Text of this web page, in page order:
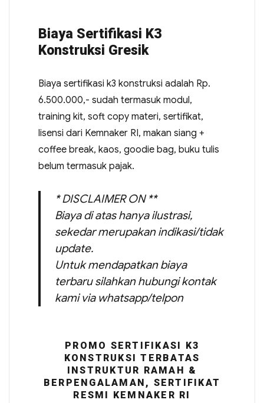
Biaya Sertifikasi K3
Konstruksi Gresik
Biaya sertifikasi k3 konstruksi adalah Rp.
6.500.000,- sudah termasuk modul,
training kit, soft copy materi, sertifikat,
lisensi dari Kemnaker RI, makan siang +
coffee break, kaos, goodie bag, buku tulis
belum termasuk pajak.
* DISCLAIMER ON **
Biaya di atas hanya ilustrasi,
sekedar merupakan indikasi/tidak
update.
Untuk mendapatkan biaya
terbaru silahkan hubungi kontak
kami via whatsapp/telpon
PROMO SERTIFIKASI K3
KONSTRUKSI TERBATAS
INSTRUKTUR RAMAH &
BERPENGALAMAN, SERTIFIKAT
RESMI KEMNAKER RI